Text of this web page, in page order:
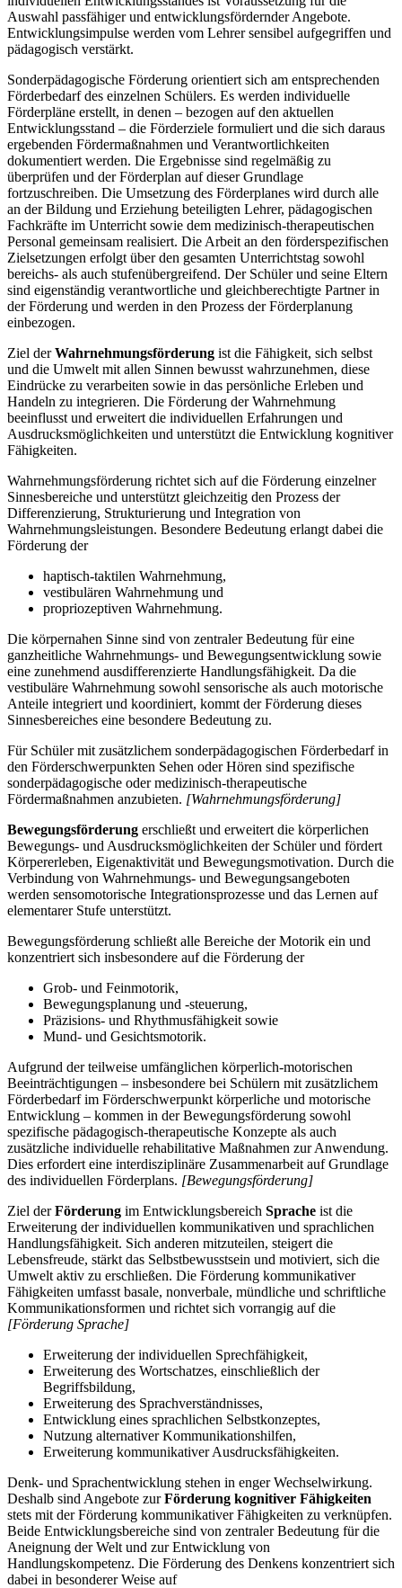
Auswahl passfähiger und entwicklungsfördernder Angebote.
Entwicklungsimpulse werden vom Lehrer sensibel aufgegriffen und
pädagogisch verstärkt.
Sonderpädagogische Förderung orientiert sich am entsprechenden
Förderbedarf des einzelnen Schülers. Es werden individuelle
Förderpläne erstellt, in denen – bezogen auf den aktuellen
Entwicklungsstand – die Förderziele formuliert und die sich daraus
ergebenden Fördermaßnahmen und Verantwortlichkeiten
dokumentiert werden. Die Ergebnisse sind regelmäßig zu
überprüfen und der Förderplan auf dieser Grundlage
fortzuschreiben. Die Umsetzung des Förderplanes wird durch alle
an der Bildung und Erziehung beteiligten Lehrer, pädagogischen
Fachkräfte im Unterricht sowie dem medizinisch-therapeutischen
Personal gemeinsam realisiert. Die Arbeit an den förderspezifischen
Zielsetzungen erfolgt über den gesamten Unterrichtstag sowohl
bereichs- als auch stufenübergreifend. Der Schüler und seine Eltern
sind eigenständig verantwortliche und gleichberechtigte Partner in
der Förderung und werden in den Prozess der Förderplanung
einbezogen.
Ziel derWahrnehmungsförderung ist die Fähigkeit, sich selbst
und die Umwelt mit allen Sinnen bewusst wahrzunehmen, diese
Eindrücke zu verarbeiten sowie in das persönliche Erleben und
Handeln zu integrieren. Die Förderung der Wahrnehmung
beeinflusst und erweitert die individuellen Erfahrungen und
Ausdrucksmöglichkeiten und unterstützt die Entwicklung kognitiver
Fähigkeiten.
Wahrnehmungsförderung richtet sich auf die Förderung einzelner
Sinnesbereiche und unterstützt gleichzeitig den Prozess der
Differenzierung, Strukturierung und Integration von
Wahrnehmungsleistungen. Besondere Bedeutung erlangt dabei die
Förderung der
haptisch-taktilen Wahrnehmung,
vestibulären Wahrnehmung und
propriozeptiven Wahrnehmung.
Die körpernahen Sinne sind von zentraler Bedeutung für eine
ganzheitliche Wahrnehmungs- und Bewegungsentwicklung sowie
eine zunehmend ausdifferenzierte Handlungsfähigkeit. Da die
vestibuläre Wahrnehmung sowohl sensorische als auch motorische
Anteile integriert und koordiniert, kommt der Förderung dieses
Sinnesbereiches eine besondere Bedeutung zu.
Für Schüler mit zusätzlichem sonderpädagogischen Förderbedarf in
den Förderschwerpunkten Sehen oder Hören sind spezifische
sonderpädagogische oder medizinisch-therapeutische
Fördermaßnahmen anzubieten. [Wahrnehmungsförderung]
Bewegungsförderung erschließt und erweitert die körperlichen
Bewegungs- und Ausdrucksmöglichkeiten der Schüler und fördert
Körpererleben, Eigenaktivität und Bewegungsmotivation. Durch die
Verbindung von Wahrnehmungs- und Bewegungsangeboten
werden sensomotorische Integrationsprozesse und das Lernen auf
elementarer Stufe unterstützt.
Bewegungsförderung schließt alle Bereiche der Motorik ein und
konzentriert sich insbesondere auf die Förderung der
Grob- und Feinmotorik,
Bewegungsplanung und -steuerung,
Präzisions- und Rhythmusfähigkeit sowie
Mund- und Gesichtsmotorik.
Aufgrund der teilweise umfänglichen körperlich-motorischen
Beeinträchtigungen – insbesondere bei Schülern mit zusätzlichem
Förderbedarf im Förderschwerpunkt körperliche und motorische
Entwicklung – kommen in der Bewegungsförderung sowohl
spezifische pädagogisch-therapeutische Konzepte als auch
zusätzliche individuelle rehabilitative Maßnahmen zur Anwendung.
Dies erfordert eine interdisziplinäre Zusammenarbeit auf Grundlage
des individuellen Förderplans. [Bewegungsförderung]
Ziel derFörderung im Entwicklungsbereich Sprache ist die
Erweiterung der individuellen kommunikativen und sprachlichen
Handlungsfähigkeit. Sich anderen mitzuteilen, steigert die
Lebensfreude, stärkt das Selbstbewusstsein und motiviert, sich die
Umwelt aktiv zu erschließen. Die Förderung kommunikativer
Fähigkeiten umfasst basale, nonverbale, mündliche und schriftliche
Kommunikationsformen und richtet sich vorrangig auf die
[Förderung Sprache]
Erweiterung der individuellen Sprechfähigkeit,
Erweiterung des Wortschatzes, einschließlich der
Begriffsbildung,
Erweiterung des Sprachverständnisses,
Entwicklung eines sprachlichen Selbstkonzeptes,
Nutzung alternativer Kommunikationshilfen,
Erweiterung kommunikativer Ausdrucksfähigkeiten.
Denk- und Sprachentwicklung stehen in enger Wechselwirkung.
Deshalb sind Angebote zurFörderung kognitiver Fähigkeiten
stets mit der Förderung kommunikativer Fähigkeiten zu verknüpfen.
Beide Entwicklungsbereiche sind von zentraler Bedeutung für die
Aneignung der Welt und zur Entwicklung von
Handlungskompetenz. Die Förderung des Denkens konzentriert sich
dabei in besonderer Weise auf